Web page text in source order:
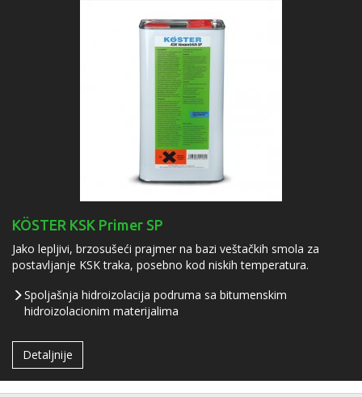
KÖSTER KSK Primer SP
Jako lepljivi, brzosušeći prajmer na bazi veštačkih smola za
postavljanje KSK traka, posebno kod niskih temperatura.
Spoljašnja hidroizolacija podruma sa bitumenskim
hidroizolacionim materijalima
Detaljnije